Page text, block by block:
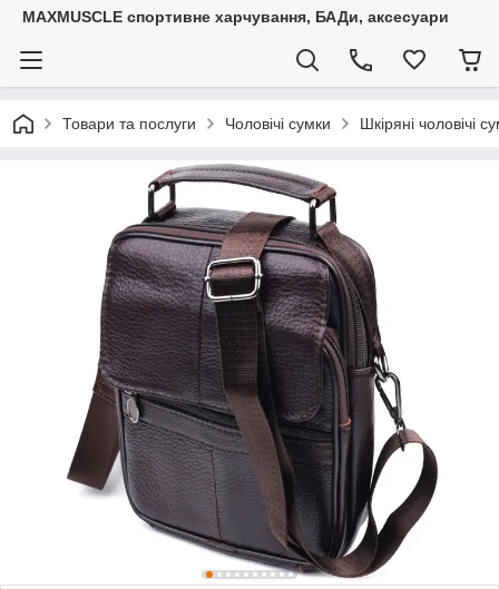
MAXMUSCLE спортивне харчування, БАДи, аксесуари
Товари та послуги Чоловічі сумки Шкіряні чоловічі